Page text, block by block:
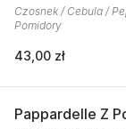
Czosnek / Cebula /
Pomidory
43,00 zł
Pappardelle Z